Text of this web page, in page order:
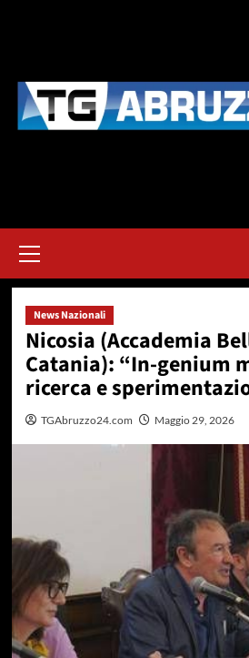
principale
News Nazionali
Nicosia (Accademia
Catania): “In-genium
ricerca e
TGAbruzzo24.com Maggio 29, 2026